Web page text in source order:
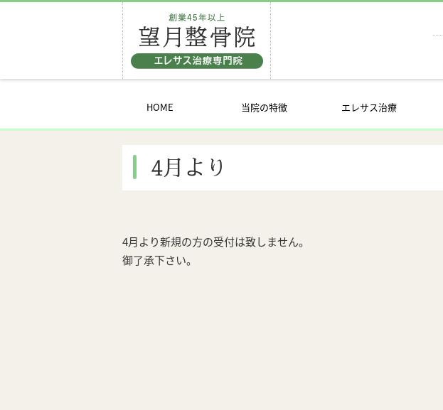
HOME 当院の特徴 エレサス治療
4月より
4月より新規の方の受付は致しません。
御了承下さい。